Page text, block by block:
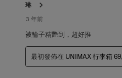
琳
3 年前
被輪子精艷到，超好推
最初發佈在 UNIMAX 行李箱